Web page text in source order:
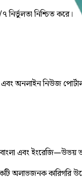
নির্ভুলতা নিশ্চিত করে।
এবং অনলাইন নিউজ
এবং
অলাভজনক কারিগরি